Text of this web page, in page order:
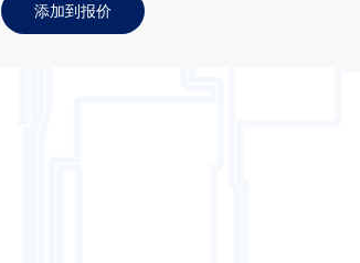
添加到报价